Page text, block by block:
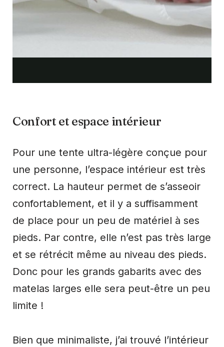
Confort et espace intérieur
Pour une tente ultra-légère conçue pour
une personne, l’espace intérieur est très
correct. La hauteur permet de s’asseoir
confortablement, et il y a suffisamment
de place pour un peu de matériel à ses
pieds. Par contre, elle n’est pas très large
et se rétrécit même au niveau des pieds.
Donc pour les grands gabarits avec des
matelas larges elle sera peut-être un peu
limite !
Bien que minimaliste, j’ai trouvé l’intérieur